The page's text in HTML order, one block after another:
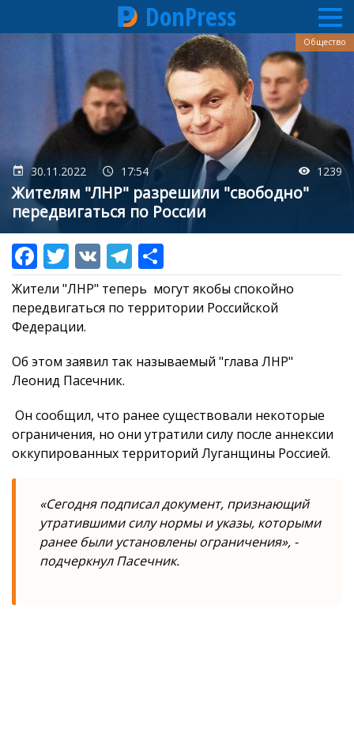
DonPress
30.11.2022 17:54 1239
Жителям "ЛНР" разрешили "свободно"
передвигаться по России
Общество
Жители "ЛНР" теперь могут якобы спокойно
передвигаться по территории Российской
Федерации.
Об этом заявил так называемый "глава ЛНР"
Леонид Пасечник.
Он сообщил, что ранее существовали некоторые
ограничения, но они утратили силу после аннексии
оккупированных территорий Луганщины Россией.
«Сегодня подписал документ, признающий
утратившими силу нормы и указы, которыми
ранее были установлены ограничения», -
подчеркнул Пасечник.